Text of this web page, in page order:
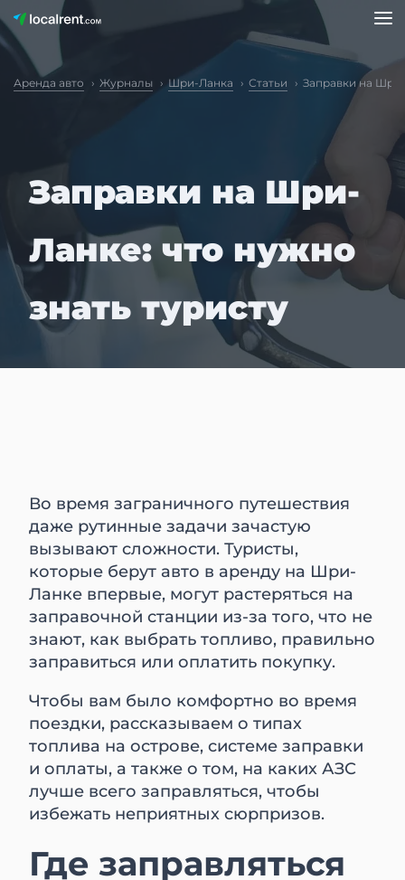
Аренда авто Журналы Шри-Ланка Статьи Заправки на Шри-
Заправки на Шри-
Ланке: что нужно
знать туристу
Во время заграничного путешествия
даже рутинные задачи зачастую
вызывают сложности. Туристы,
которые берут авто в аренду на Шри-
Ланке впервые, могут растеряться на
заправочной станции из-за того, что не
знают, как выбрать топливо, правильно
заправиться или оплатить покупку.
Чтобы вам было комфортно во время
поездки, рассказываем о типах
топлива на острове, системе заправки
и оплаты, а также о том, на каких АЗС
лучше всего заправляться, чтобы
избежать неприятных сюрпризов.
Где заправляться